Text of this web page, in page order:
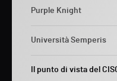
Purple Knight
Università Semperis
Il punto di vista del